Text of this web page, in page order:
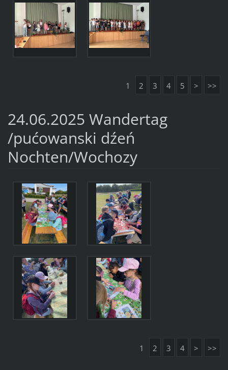
1 2 3 4 5 > >>
24.06.2025 Wandertag
/pućowanski dźeń
Nochten/Wochozy
1 2 3 4 > >>